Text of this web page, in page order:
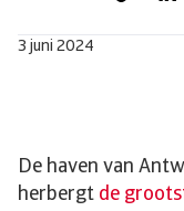
3 juni 2024
De haven van
herbergt de